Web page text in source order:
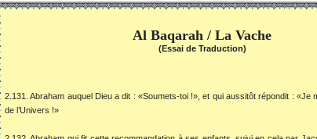
Al Baqarah / La Vache
(Essai de Traduction)
2.131. Abraham auquel Dieu a dit : «Soumets-toi !», et qui aussitôt répondit : «Je
de l’Univers !»